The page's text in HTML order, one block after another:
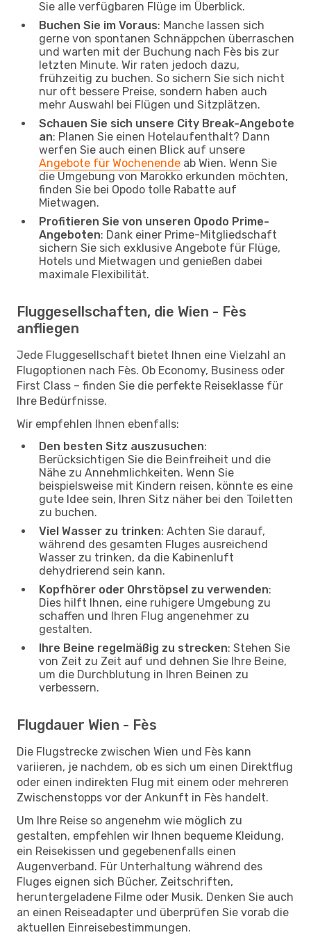
Sie alle verfügbaren Flüge im Überblick.
Buchen Sie im Voraus: Manche lassen sich
gerne von spontanen Schnäppchen überraschen
und warten mit der Buchung nach Fès bis zur
letzten Minute. Wir raten jedoch dazu,
frühzeitig zu buchen. So sichern Sie sich nicht
nur oft bessere Preise, sondern haben auch
mehr Auswahl bei Flügen und Sitzplätzen.
Schauen Sie sich unsere City Break-Angebote
an: Planen Sie einen Hotelaufenthalt? Dann
werfen Sie auch einen Blick auf unsere
Angebote für Wochenende ab Wien. Wenn Sie
die Umgebung von Marokko erkunden möchten,
finden Sie bei Opodo tolle Rabatte auf
Mietwagen.
Profitieren Sie von unseren Opodo Prime-
Angeboten: Dank einer Prime-Mitgliedschaft
sichern Sie sich exklusive Angebote für Flüge,
Hotels und Mietwagen und genießen dabei
maximale Flexibilität.
Fluggesellschaften, die Wien - Fès
anfliegen
Jede Fluggesellschaft bietet Ihnen eine Vielzahl an
Flugoptionen nach Fès. Ob Economy, Business oder
First Class – finden Sie die perfekte Reiseklasse für
Ihre Bedürfnisse.
Wir empfehlen Ihnen ebenfalls:
Den besten Sitz auszusuchen:
Berücksichtigen Sie die Beinfreiheit und die
Nähe zu Annehmlichkeiten. Wenn Sie
beispielsweise mit Kindern reisen, könnte es eine
gute Idee sein, Ihren Sitz näher bei den Toiletten
zu buchen.
Viel Wasser zu trinken: Achten Sie darauf,
während des gesamten Fluges ausreichend
Wasser zu trinken, da die Kabinenluft
dehydrierend sein kann.
Kopfhörer oder Ohrstöpsel zu verwenden:
Dies hilft Ihnen, eine ruhigere Umgebung zu
schaffen und Ihren Flug angenehmer zu
gestalten.
Ihre Beine regelmäßig zu strecken: Stehen Sie
von Zeit zu Zeit auf und dehnen Sie Ihre Beine,
um die Durchblutung in Ihren Beinen zu
verbessern.
Flugdauer Wien - Fès
Die Flugstrecke zwischen Wien und Fès kann
variieren, je nachdem, ob es sich um einen Direktflug
oder einen indirekten Flug mit einem oder mehreren
Zwischenstopps vor der Ankunft in Fès handelt.
Um Ihre Reise so angenehm wie möglich zu
gestalten, empfehlen wir Ihnen bequeme Kleidung,
ein Reisekissen und gegebenenfalls einen
Augenverband. Für Unterhaltung während des
Fluges eignen sich Bücher, Zeitschriften,
heruntergeladene Filme oder Musik. Denken Sie auch
an einen Reiseadapter und überprüfen Sie vorab die
aktuellen Einreisebestimmungen.